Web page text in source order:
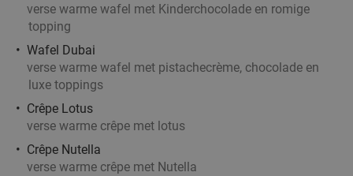
verse warme wafel met Kinderchocolade en romige
topping
Wafel Dubai
verse warme wafel met pistachecrème, chocolade en
luxe toppings
Crêpe Lotus
verse warme crêpe met lotus
Crêpe Nutella
verse warme crêpe met Nutella